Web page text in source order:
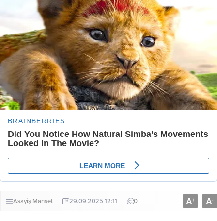
Asayiş Manşet 29.09.2025 12:11 0 A+ A-